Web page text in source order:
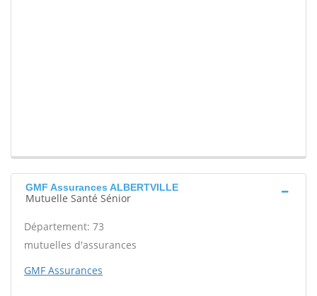
GMF Assurances ALBERTVILLE
Mutuelle Santé Sénior
Département: 73
mutuelles d'assurances
GMF Assurances